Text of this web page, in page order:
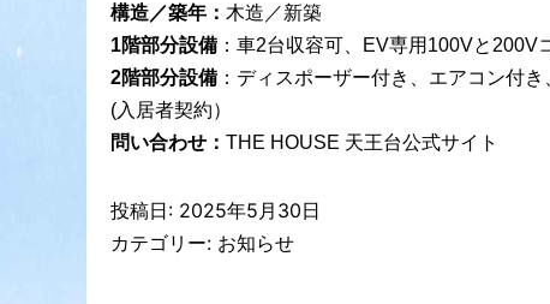
構造／築年： 木造／新築
1階部分設備 ：車2台収容可、EV専用100Vと
2階部分設備 ：ディスポーザー付き、エアコン付
(入居者契約）
問い合わせ： THE HOUSE 天王台公式サイト
投稿日: 2025年5月30日
カテゴリー: お知らせ